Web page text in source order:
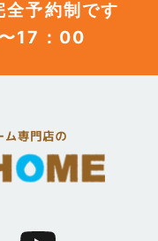
予約制です
17：00